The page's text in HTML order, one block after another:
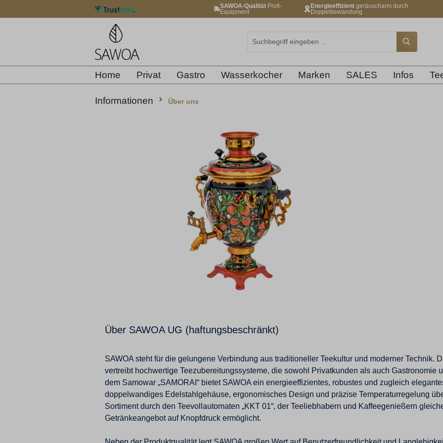
Zur Hauptnavigation springen
SAWOA-QualitätProfi-
Equipment
Energieeffizient geräuscharm durch
Doppelbewandung
Home Privat Gastro Wasserkocher Marken SALES Infos
Informationen Über uns
Über SAWOA UG (haftungsbeschränkt)
SAWOA steht für die gelungene Verbindung aus traditioneller Teekultur und moderner Technik.
vertreibt hochwertige Teezubereitungssysteme, die sowohl Privatkunden als auch Gastronomie
dem Samowar „SAMORAI“ bietet SAWOA ein energieeffizientes, robustes und zugleich
doppelwandiges Edelstahlgehäuse, ergonomisches Design und präzise Temperaturregelung
Sortiment durch den Teevollautomaten „KKT 01“, der Teeliebhabern und Kaffeegenießern
Getränkeangebot auf Knopfdruck ermöglicht.